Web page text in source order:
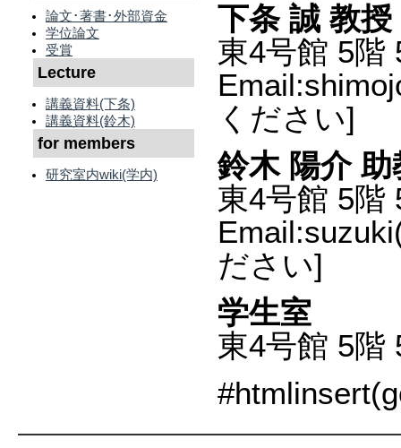
論文･著書･外部資金
学位論文
受賞
Lecture
講義資料(下条)
講義資料(鈴木)
for members
研究室内wiki(学内)
下条 誠 教授
東4号館 5階
ください]
鈴木 陽介 助
東4号館 5階
ださい]
学生室
東4号館 5階